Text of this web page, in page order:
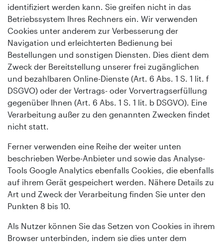
identifiziert werden kann. Sie greifen nicht in das
Betriebssystem Ihres Rechners ein. Wir verwenden
Cookies unter anderem zur Verbesserung der
Navigation und erleichterten Bedienung bei
Bestellungen und sonstigen Diensten. Dies dient dem
Zweck der Bereitstellung unserer frei zugänglichen
und bezahlbaren Online-Dienste (Art. 6 Abs. 1 S. 1 lit. f
DSGVO) oder der Vertrags- oder Vorvertragserfüllung
gegenüber Ihnen (Art. 6 Abs. 1 S. 1 lit. b DSGVO). Eine
Verarbeitung außer zu den genannten Zwecken findet
nicht statt.
Ferner verwenden eine Reihe der weiter unten
beschrieben Werbe-Anbieter und sowie das Analyse-
Tools Google Analytics ebenfalls Cookies, die ebenfalls
auf ihrem Gerät gespeichert werden. Nähere Details zu
Art und Zweck der Verarbeitung finden Sie unter den
Punkten 8 bis 10.
Als Nutzer können Sie das Setzen von Cookies in ihrem
Browser unterbinden, indem sie dies unter dem